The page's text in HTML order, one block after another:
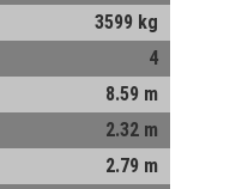
3599 kg
4
8.59 m
2.32 m
2.79 m